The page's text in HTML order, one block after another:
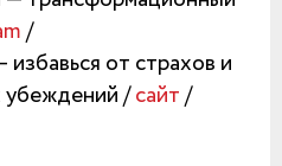
/
от страхов и
убеждений /сайт/